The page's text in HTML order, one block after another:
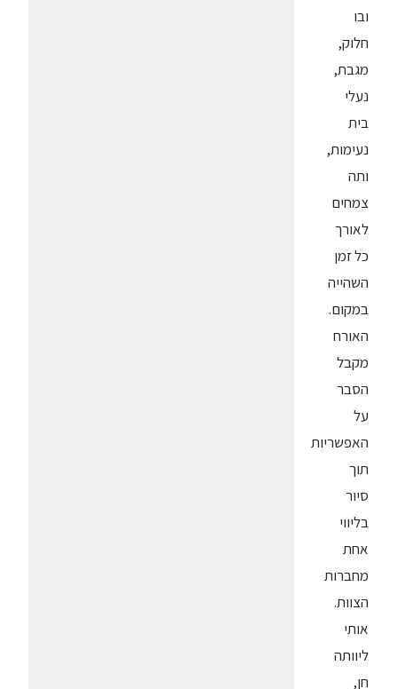
ובו
חלוק,
מגבת,
נעלי
בית
נעימות,
ותה
צמחים
לאורך
כל זמן
השהייה
במקום.
האורח
מקבל
הסבר
על
האפשריות
תוך
סיור
בליווי
אחת
מחברות
הצוות.
אותי
ליוותה
חן,